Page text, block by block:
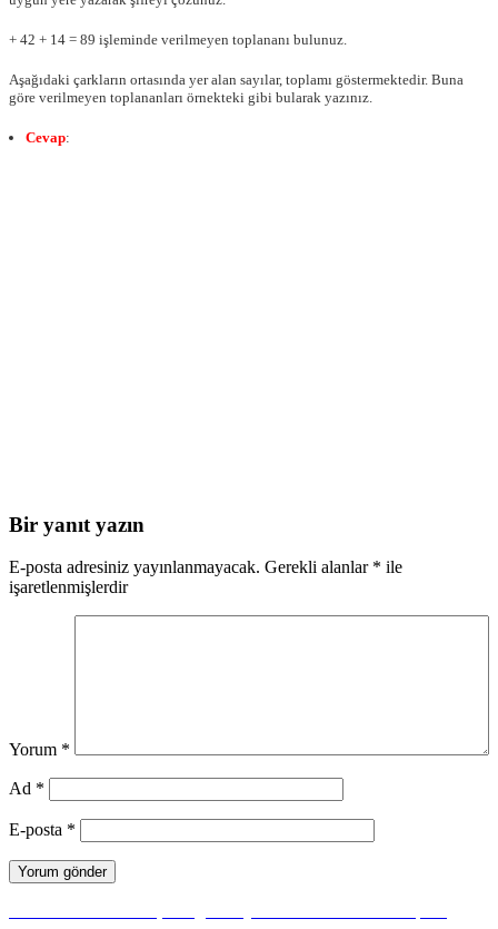
+ 42 + 14 = 89 işleminde verilmeyen toplananı bulunuz.
Aşağıdaki çarkların ortasında yer alan sayılar, toplamı göstermektedir. Buna
göre verilmeyen toplananları örnekteki gibi bularak yazınız.
Cevap:
Bir yanıt yazın
E-posta adresiniz yayınlanmayacak. Gerekli alanlar * ile
işaretlenmişlerdir
Yorum *
Ad *
E-posta *
Yazı